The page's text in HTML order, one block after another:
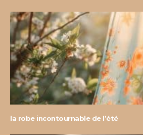
la robe incontournable de l’été